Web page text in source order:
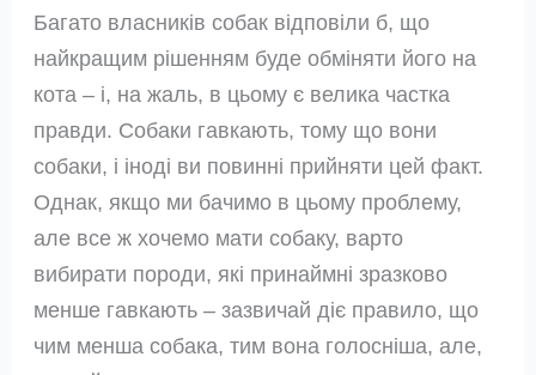
Багато власників собак відповіли б, що
найкращим рішенням буде обміняти його на
кота – і, на жаль, в цьому є велика частка
правди. Собаки гавкають, тому що вони
собаки, і іноді ви повинні прийняти цей факт.
Однак, якщо ми бачимо в цьому проблему,
але все ж хочемо мати собаку, варто
вибирати породи, які принаймні зразково
менше гавкають – зазвичай діє правило, що
чим менша собака, тим вона голосніша, але,